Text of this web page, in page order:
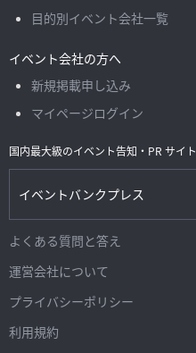
目的別イベント会社一覧
イベント会社の方へ
新規掲載申し込み
マイページログイン
国内最大級のイベント告知・PR サイト
イベントバンクプレス
よくある質問と答え
運営会社について
プライバシーポリシー
利用規約